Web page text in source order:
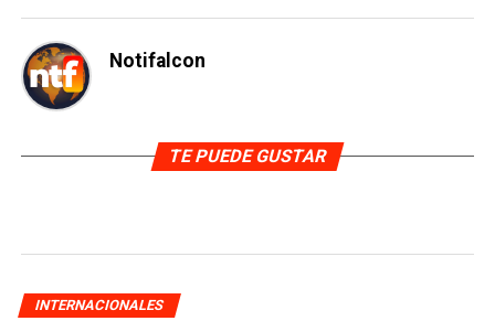
Notifalcon
TE PUEDE GUSTAR
INTERNACIONALES